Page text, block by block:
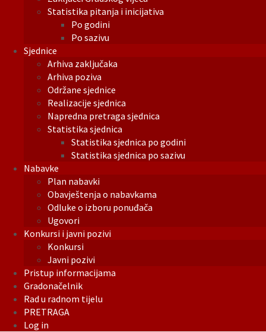
Statistika pitanja i inicijativa
Po godini
Po sazivu
Sjednice
Arhiva zaključaka
Arhiva poziva
Održane sjednice
Realizacije sjednica
Napredna pretraga sjednica
Statistika sjednica
Statistika sjednica po godini
Statistika sjednica po sazivu
Nabavke
Plan nabavki
Obavještenja o nabavkama
Odluke o izboru ponuđača
Ugovori
Konkursi i javni pozivi
Konkursi
Javni pozivi
Pristup informacijama
Gradonačelnik
Rad u radnom tijelu
PRETRAGA
Log in